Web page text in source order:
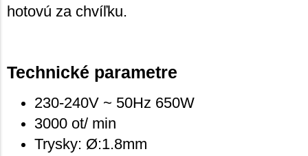
hotovú za chvíľku.
Technické parametre
230-240V ~ 50Hz 650W
3000 ot/ min
Trysky: Ø:1.8mm